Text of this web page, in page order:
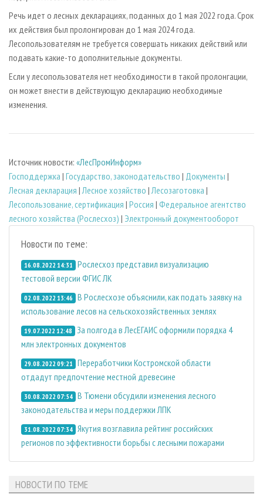
ЦБП
ИНСТРУМЕНТ И МАТЕРИАЛЫ
RUSSIAN FORESTRY REVIEW
ГАЗЕТА ЛЕСПРОМФОРУМ
БИБЛИОТЕКА СПЕЦИАЛИСТА
Речь идет о лесных декларациях, поданных до 1 мая 2022 года. Срок
их действия был пролонгирован до 1 мая 2024 года.
Лесопользователям не требуется совершать никаких действий или
подавать какие-то дополнительные документы.
Если у лесопользователя нет необходимости в такой пролонгации,
он может внести в действующую декларацию необходимые
изменения.
Источник новости: «ЛесПромИнформ»
Господдержка | Государство, законодательство | Документы |
Лесная декларация |Лесное хозяйство |Лесозаготовка |
Лесопользование, сертификация | Россия | Федеральное агентство
лесного хозяйства (Рослесхоз) | Электронный документооборот
Новости по теме:
16.08.2022 14:31 Рослесхоз представил визуализацию
тестовой версии ФГИС ЛК
02.08.2022 13:46 В Рослесхозе объяснили, как подать заявку на
использование лесов на сельскохозяйственных землях
19.07.2022 12:48 За полгода в ЛесЕГАИС оформили порядка 4
млн электронных документов
29.08.2022 09:21 Переработчики Костромской области
отдадут предпочтение местной древесине
30.08.2022 07:54 В Тюмени обсудили изменения лесного
законодательства и меры поддержки ЛПК
31.08.2022 07:34 Якутия возглавила рейтинг российских
регионов по эффективности борьбы с лесными пожарами
НОВОСТИ ПО ТЕМЕ